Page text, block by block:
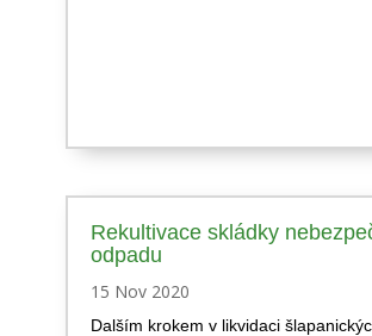
Rekultivace skládky
odpadu
15 Nov 2020
Dalším krokem v likvidaci